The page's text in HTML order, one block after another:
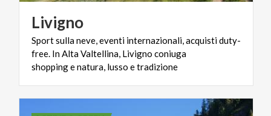
Livigno
Sport sulla neve, eventi internazionali, acquisti duty-
free. In Alta Valtellina, Livigno coniuga
shopping e natura, lusso e tradizione